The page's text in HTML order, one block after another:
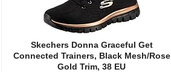
Skechers Donna Graceful Get
Connected Trainers, Black Mesh/Rose
Gold Trim, 38 EU